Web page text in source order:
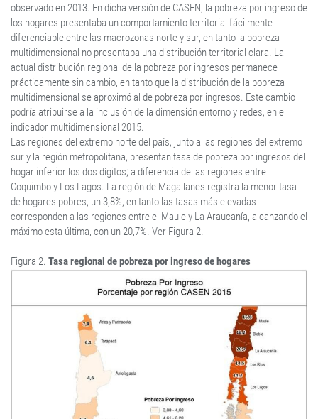
observado en 2013. En dicha versión de CASEN, la pobreza por ingreso de
los hogares presentaba un comportamiento territorial fácilmente
diferenciable entre las macrozonas norte y sur, en tanto la pobreza
multidimensional no presentaba una distribución territorial clara. La
actual distribución regional de la pobreza por ingresos permanece
prácticamente sin cambio, en tanto que la distribución de la pobreza
multidimensional se aproximó al de pobreza por ingresos. Este cambio
podría atribuirse a la inclusión de la dimensión entorno y redes, en el
indicador multidimensional 2015.
Las regiones del extremo norte del país, junto a las regiones del extremo
sur y la región metropolitana, presentan tasa de pobreza por ingresos del
hogar inferior los dos dígitos; a diferencia de las regiones entre
Coquimbo y Los Lagos. La región de Magallanes registra la menor tasa
de hogares pobres, un 3,8%, en tanto las tasas más elevadas
corresponden a las regiones entre el Maule y La Araucanía, alcanzando el
máximo esta última, con un 20,7%. Ver Figura 2.
Figura 2. Tasa regional de pobreza por ingreso de hogares